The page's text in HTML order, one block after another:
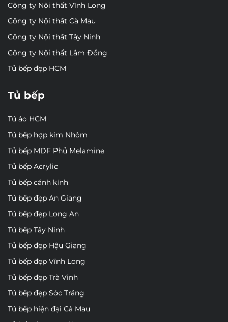
Công ty Nội thất Vĩnh Long
Công ty Nội thất Cà Mau
Công ty Nội thất Tây Ninh
Công ty Nội thất Lâm Đồng
Tủ bếp đẹp HCM
Tủ bếp
Tủ áo HCM
Tủ bếp hợp kim Nhôm
Tủ bếp MDF Phủ Melamine
Tủ bếp Acrylic
Tủ bếp cánh kính
Tủ bếp đẹp An Giang
Tủ bếp đẹp Long An
Tủ bếp Tây Ninh
Tủ bếp đẹp Hậu Giang
Tủ bếp đẹp Vĩnh Long
Tủ bếp đẹp Trà Vinh
Tủ bếp đẹp Sóc Trăng
Tủ bếp hiện đại Cà Mau